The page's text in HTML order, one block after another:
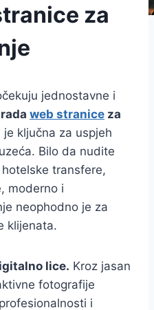
za
jednostavne i
web stranice za
je ključna za uspjeh
Bilo da nudite
transfere,
moderno i
neophodno je za
klijenata.
lice. Kroz jasan
fotografije
i